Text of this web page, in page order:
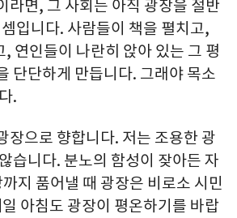
라면, 그 사회는 아직 광장을 절반
입니다. 사람들이 책을 펼치고,
연인들이 나란히 앉아 있는 그 평
단단하게 만듭니다. 그래야 목소
.
장으로 향합니다. 저는 조용한 광
습니다. 분노의 함성이 잦아든 자
지 품어낼 때 광장은 비로소 시민
아침도 광장이 평온하기를 바랍